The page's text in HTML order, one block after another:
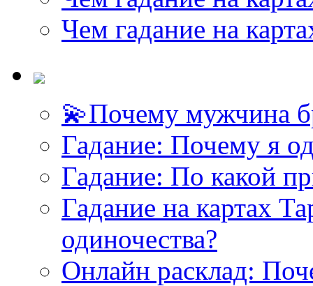
Чем гадание на
💫Почему мужчина
Гадание: Почему я
Гадание: По какой
Гадание на картах
одиночества?
Онлайн расклад: